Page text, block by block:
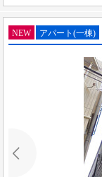
NEW アパート(一棟)